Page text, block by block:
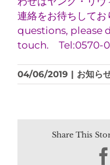
連絡をお待ちして
questions, please
touch. Tel:0570-
04/06/2019 | お知ら
Share This